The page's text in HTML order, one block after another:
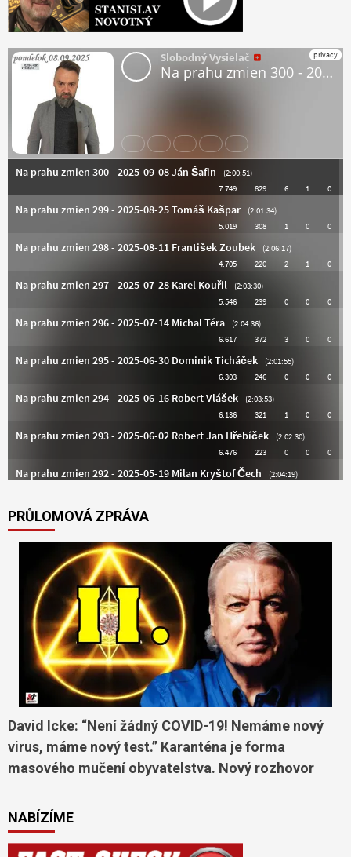
PRŮLOMOVÁ ZPRÁVA
David Icke: “Není žádný COVID-19! Nemáme nový
virus, máme nový test.” Karanténa je forma
masového mučení obyvatelstva. Nový rozhovor
NABÍZÍME